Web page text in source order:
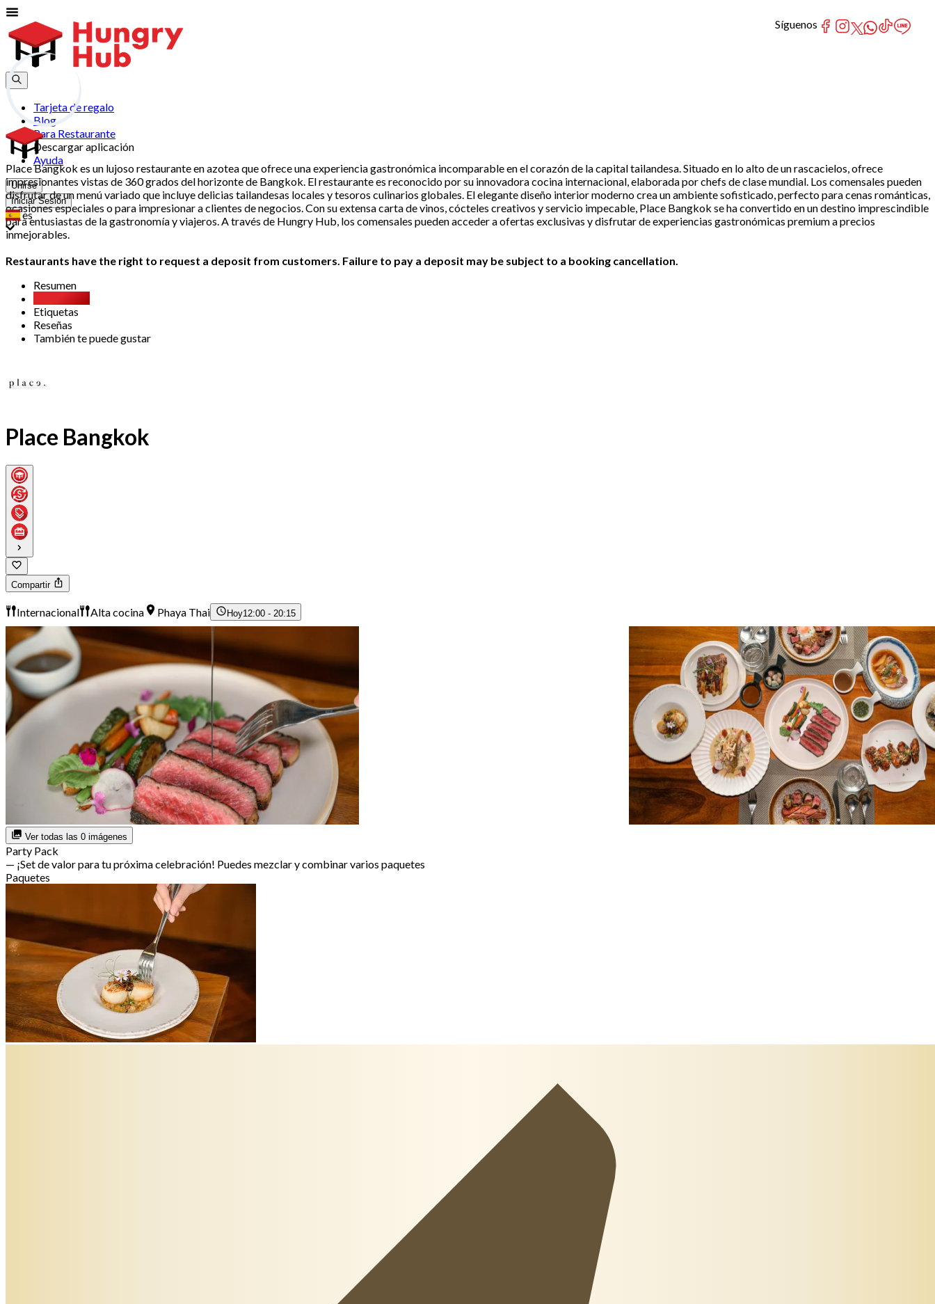
Tarjeta de regalo
Blog
Para Restaurante
Descargar aplicación
Ayuda
Unirse
Iniciar Sesión
es
Place Bangkok es un lujoso restaurante en azotea que ofrece una experiencia gastronómica incomparable en el corazón de la capital tailandesa. Situado en lo alto de un rascacielos, ofrece
impresionantes vistas de 360 grados del horizonte de Bangkok. El restaurante es reconocido por su innovadora cocina internacional, elaborada por chefs de clase mundial. Los comensales pueden
disfrutar de un menú variado que incluye delicias tailandesas locales y tesoros culinarios globales. El elegante diseño interior moderno crea un ambiente sofisticado, perfecto para cenas románticas,
ocasiones especiales o para impresionar a clientes de negocios. Con su extensa carta de vinos, cócteles creativos y servicio impecable, Place Bangkok se ha convertido en un destino imprescindible
para entusiastas de la gastronomía y viajeros. A través de Hungry Hub, los comensales pueden acceder a ofertas exclusivas y disfrutar de experiencias gastronómicas premium a precios
inmejorables.
Restaurants have the right to request a deposit from customers. Failure to pay a deposit may be subject to a booking cancellation.
Resumen
Etiquetas
Reseñas
También te puede gustar
Place Bangkok
Compartir
Internacional Alta cocina Phaya Thai Hoy12:00 - 20:15
Ver todas las 0 imágenes
Party Pack
— ¡Set de valor para tu próxima celebración! Puedes mezclar y combinar varios paquetes
Paquetes
Síguenos